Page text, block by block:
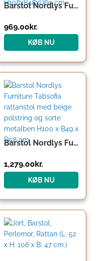
Barstol Nordlys Furniture Taborebro sort rattanryglæn epoxyfinish metalramme H108xB48xD60 cm
969.00kr.
KØB NU
Barstol Nordlys Furniture Tabsofia rattanstol med beige polstring og sorte metalben H100 x B49 x D58 cm
1,279.00 kr.
KØB NU